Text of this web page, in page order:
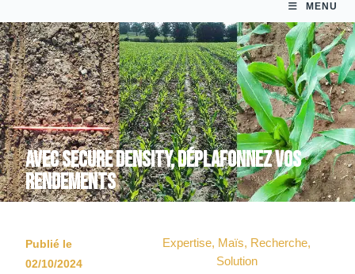
MENU
Avec Secure Density, déplafonnez vos
rendements
Publié le
02/10/2024
Expertise, Maïs, Recherche,
Solution